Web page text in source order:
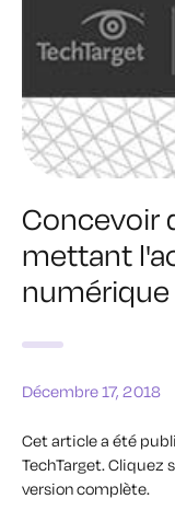
Concevoir
mettant
numérique
Décembre 17, 2018
Cet article a été
TechTarget.Cliquez
version complète.